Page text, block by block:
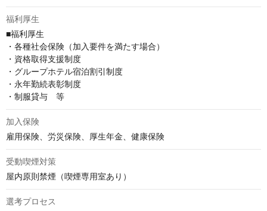
福利厚生
■福利厚生
・各種社会保険（加入要件を満たす場合）
・資格取得支援制度
・グループホテル宿泊割引制度
・永年勤続表彰制度
・制服貸与　等
加入保険
雇用保険、労災保険、厚生年金、健康保険
受動喫煙対策
屋内原則禁煙（喫煙専用室あり）
選考プロセス